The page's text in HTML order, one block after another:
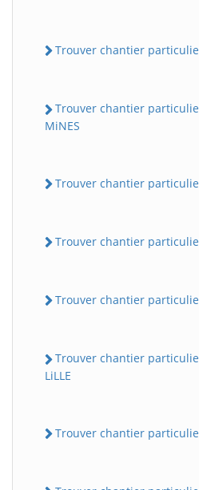
Trouver chantier
Trouver chantier
MiNES
Trouver chantier
Trouver chantier
Trouver chantier
Trouver chantier particulier
LiLLE
Trouver chantier